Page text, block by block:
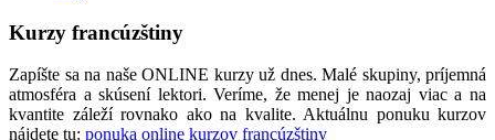
Kurzy francúzštiny
Zapíšte sa na naše ONLINE kurzy už dnes. Malé skupiny, príjemná
atmosféra a skúsení lektori. Veríme, že menej je naozaj viac a na
kvantite záleží rovnako ako na kvalite. Aktuálnu ponuku kurzov
nájdete tu: ponuka online kurzov francúzštiny